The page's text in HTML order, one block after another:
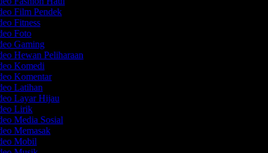
Film Pendek
Fitness
Foto
Gaming
Hewan Peliharaan
Komedi
Komentar
Latihan
Layar Hijau
Lirik
Media Sosial
Memasak
Mobil